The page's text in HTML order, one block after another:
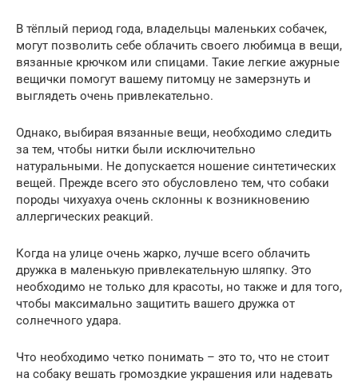
В тёплый период года, владельцы маленьких собачек,
могут позволить себе облачить своего любимца в вещи,
вязанные крючком или спицами. Такие легкие ажурные
вещички помогут вашему питомцу не замерзнуть и
выглядеть очень привлекательно.
Однако, выбирая вязанные вещи, необходимо следить
за тем, чтобы нитки были исключительно
натуральными. Не допускается ношение синтетических
вещей. Прежде всего это обусловлено тем, что собаки
породы чихуахуа очень склонны к возникновению
аллергических реакций.
Когда на улице очень жарко, лучше всего облачить
дружка в маленькую привлекательную шляпку. Это
необходимо не только для красоты, но также и для того,
чтобы максимально защитить вашего дружка от
солнечного удара.
Что необходимо четко понимать – это то, что не стоит
на собаку вешать громоздкие украшения или надевать